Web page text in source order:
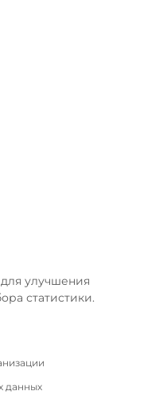
улучшения
статистики.
данных